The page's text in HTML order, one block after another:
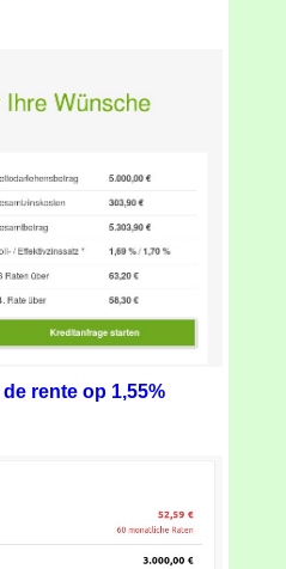
rente op 1,55%